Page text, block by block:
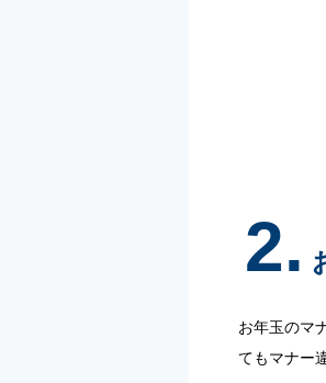
2.
お年玉のマ
てもマナー